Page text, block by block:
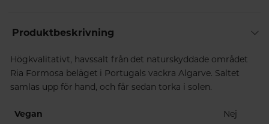
Produktbeskrivning
Högkvalitativt, havssalt från det naturskyddade området
Ria Formosa beläget i Portugals vackra Algarve. Saltet
samlas upp för hand, och får sedan torka i solen.
Vegan Nej